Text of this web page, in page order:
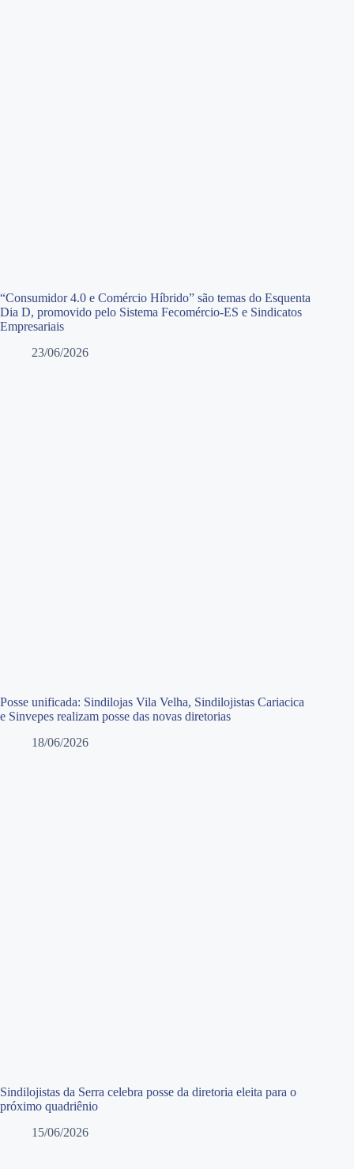
“Consumidor 4.0 e Comércio Híbrido” são temas do Esquenta
Dia D, promovido pelo Sistema Fecomércio-ES e Sindicatos
Empresariais
23/06/2026
Posse unificada: Sindilojas Vila Velha, Sindilojistas Cariacica
e Sinvepes realizam posse das novas diretorias
18/06/2026
Sindilojistas da Serra celebra posse da diretoria eleita para o
próximo quadriênio
15/06/2026